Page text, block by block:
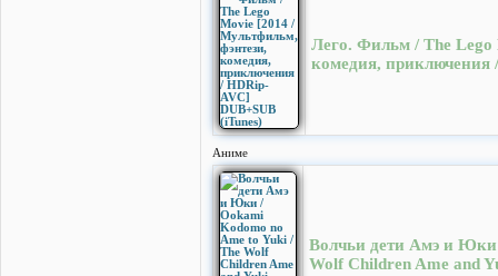
Лего. Фильм / The Lego
комедия,
Аниме
Волчьи дети Амэ и Юки
Wolf Children Ame and